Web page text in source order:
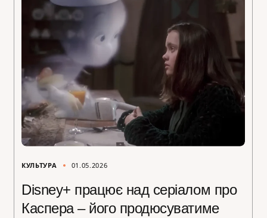
КУЛЬТУРА 01.05.2026
Disney+ працює над серіалом про
Каспера – його продюсуватиме